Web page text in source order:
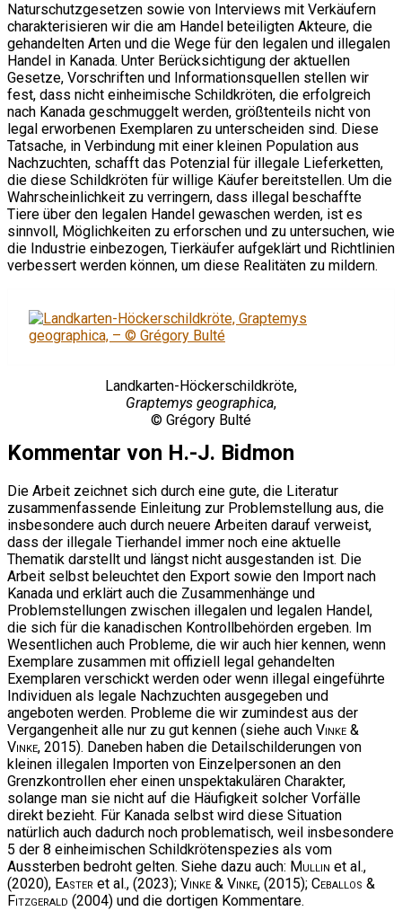
Naturschutzgesetzen sowie von Interviews mit Verkäufern
charakterisieren wir die am Handel beteiligten Akteure, die
gehandelten Arten und die Wege für den legalen und illegalen
Handel in Kanada. Unter Berücksichtigung der aktuellen
Gesetze, Vorschriften und Informationsquellen stellen wir
fest, dass nicht einheimische Schildkröten, die erfolgreich
nach Kanada geschmuggelt werden, größtenteils nicht von
legal erworbenen Exemplaren zu unterscheiden sind. Diese
Tatsache, in Verbindung mit einer kleinen Population aus
Nachzuchten, schafft das Potenzial für illegale Lieferketten,
die diese Schildkröten für willige Käufer bereitstellen. Um die
Wahrscheinlichkeit zu verringern, dass illegal beschaffte
Tiere über den legalen Handel gewaschen werden, ist es
sinnvoll, Möglichkeiten zu erforschen und zu untersuchen, wie
die Industrie einbezogen, Tierkäufer aufgeklärt und Richtlinien
verbessert werden können, um diese Realitäten zu mildern.
Landkarten-Höckerschildkröte,
Graptemys geographica,
© Grégory Bulté
Kommentar von H.-J. Bidmon
Die Arbeit zeichnet sich durch eine gute, die Literatur
zusammenfassende Einleitung zur Problemstellung aus, die
insbesondere auch durch neuere Arbeiten darauf verweist,
dass der illegale Tierhandel immer noch eine aktuelle
Thematik darstellt und längst nicht ausgestanden ist. Die
Arbeit selbst beleuchtet den Export sowie den Import nach
Kanada und erklärt auch die Zusammenhänge und
Problemstellungen zwischen illegalen und legalen Handel,
die sich für die kanadischen Kontrollbehörden ergeben. Im
Wesentlichen auch Probleme, die wir auch hier kennen, wenn
Exemplare zusammen mit offiziell legal gehandelten
Exemplaren verschickt werden oder wenn illegal eingeführte
Individuen als legale Nachzuchten ausgegeben und
angeboten werden. Probleme die wir zumindest aus der
Vergangenheit alle nur zu gut kennen (siehe auch Vinke &
Vinke, 2015). Daneben haben die Detailschilderungen von
kleinen illegalen Importen von Einzelpersonen an den
Grenzkontrollen eher einen unspektakulären Charakter,
solange man sie nicht auf die Häufigkeit solcher Vorfälle
direkt bezieht. Für Kanada selbst wird diese Situation
natürlich auch dadurch noch problematisch, weil insbesondere
5 der 8 einheimischen Schildkrötenspezies als vom
Aussterben bedroht gelten. Siehe dazu auch: Mullin et al.,
(2020), Easter et al., (2023); Vinke & Vinke, (2015); Ceballos &
Fitzgerald (2004) und die dortigen Kommentare.